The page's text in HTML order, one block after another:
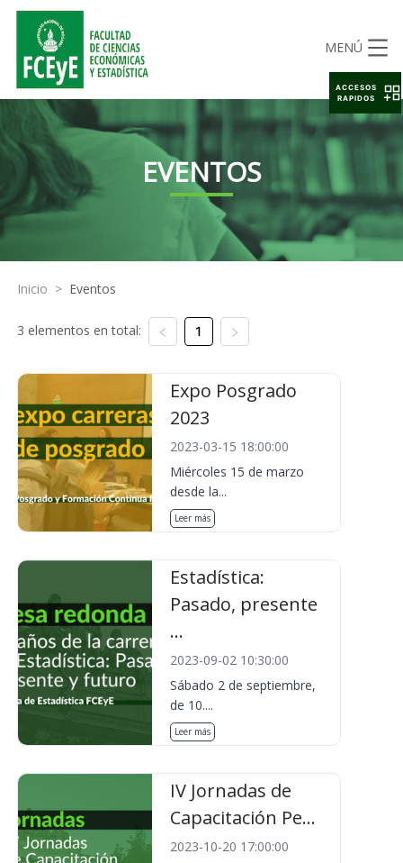
MENÚ
EVENTOS
Inicio > Eventos
3 elementos en total: 1
Expo Posgrado
2023
2023-03-15 18:00:00
Miércoles 15 de marzo
desde la...
Leer más
Estadística:
Pasado, presente
...
2023-09-02 10:30:00
Sábado 2 de septiembre,
de 10....
Leer más
IV Jornadas de
Capacitación Pe...
2023-10-20 17:00:00
ACCESOS
RAPIDOS